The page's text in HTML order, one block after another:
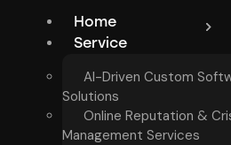
Home
Service
AI-Driven Custom
Solutions
Online Reputation &
Management Services